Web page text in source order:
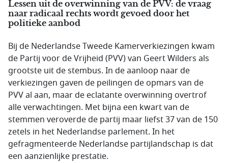
Lessen uit de overwinning van de PVV: de vraag
naar radicaal rechts wordt gevoed door het
politieke aanbod
Bij de Nederlandse Tweede Kamerverkiezingen kwam
de Partij voor de Vrijheid (PVV) van Geert Wilders als
grootste uit de stembus. In de aanloop naar de
verkiezingen gaven de peilingen de opmars van de
PVV al aan, maar de eclatante overwinning overtrof
alle verwachtingen. Met bijna een kwart van de
stemmen veroverde de partij maar liefst 37 van de 150
zetels in het Nederlandse parlement. In het
gefragmenteerde Nederlandse partijlandschap is dat
een aanzienlijke prestatie.